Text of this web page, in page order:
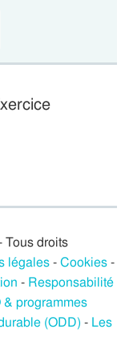
Tous droits
légales-Cookies-
- Responsabilité
programmes
(ODD) - Les